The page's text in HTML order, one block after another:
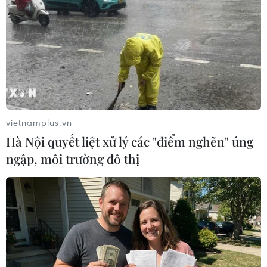
TIN LIÊN QUAN
vietnamplus.vn
Hà Nội quyết liệt xử lý các "điểm nghẽn" úng
ngập, môi trường đô thị